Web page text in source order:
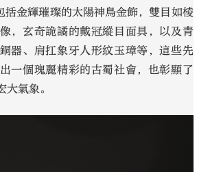
括金輝璀璨的太陽神鳥金飾，雙目如棱
，玄奇詭譎的戴冠縱目面具，以及青
器、肩扛象牙人形紋玉璋等，這些先
一個瑰麗精彩的古蜀社會，也彰顯了
氣象。